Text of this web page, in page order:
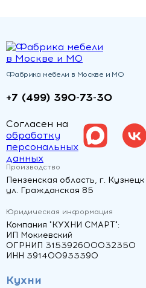
Фабрика мебели в Москве и МО
+7 (499) 390-73-30
Согласен на
обработку
персональных
данных
Производство
Пензенская область, г. Кузнецк
ул. Гражданская 85
Юридическая информация
Компания "КУХНИ СМАРТ":
ИП Мокиевский
ОГРНИП 315392600032350
ИНН 391400933390
Кухни